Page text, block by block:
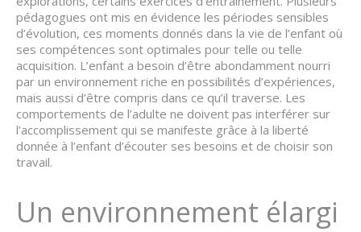
pédagogues ont mis en évidence les périodes sensibles
d’évolution, ces moments donnés dans la vie de l’enfant où
ses compétences sont optimales pour telle ou telle
acquisition. L’enfant a besoin d’être abondamment nourri
par un environnement riche en possibilités d’expériences,
mais aussi d’être compris dans ce qu’il traverse. Les
comportements de l’adulte ne doivent pas interférer sur
l’accomplissement qui se manifeste grâce à la liberté
donnée à l’enfant d’écouter ses besoins et de choisir son
travail.
Un environnement élargi